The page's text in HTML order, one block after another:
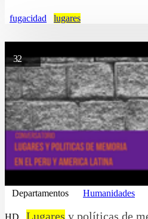
fugacidad lugares
32
Departamentos Humanidades
HD Lugares y políticas de